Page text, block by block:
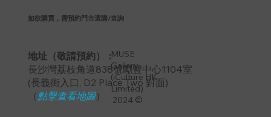
MUSE
Gallery
(iCulture HK
Limited)
2024 ©
如欲購買，需預約門市選購/查詢
地址（敬請預約）：
長沙灣荔枝角道838號勵豐中心1104室
​(長義街入口, D2 Place Two 對面)
（ 點擊查看地圖）